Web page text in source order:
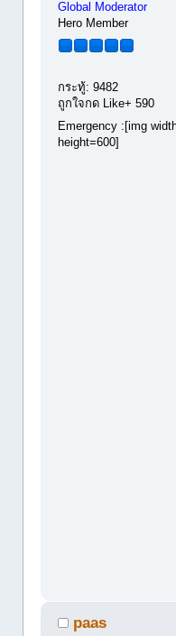
Global Moderator
Hero Member
กระทู้: 9482
ถูกใจกด Like+ 590
Emergency :[img
height=600]
paas